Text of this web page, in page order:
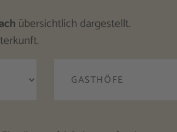
übersichtlich dargestellt.